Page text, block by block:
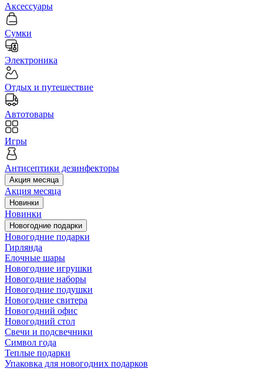
Аксессуары
Сумки
Электроника
Отдых и путешествие
Автотовары
Игры
Антисептики дезинфекторы
Акция месяца
Акция месяца
Новинки
Новинки
Новогодние подарки
Новогодние подарки
Гирлянда
Елочные шары
Новогодние игрушки
Новогодние наборы
Новогодние подушки
Новогодние свитера
Новогодний офис
Новогодний стол
Свечи и подсвечники
Символ года
Теплые подарки
Упаковка для новогодних подарков